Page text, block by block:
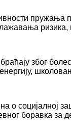
ризика,
због
социјалној
боравка